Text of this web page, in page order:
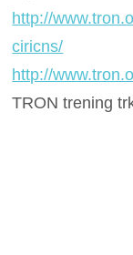
http://
ciricns/
http://
TRON trening